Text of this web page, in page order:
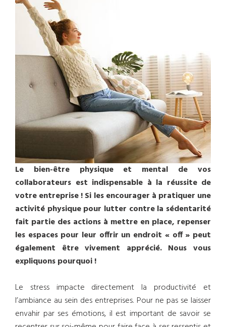
Le bien-être physique et mental de vos
collaborateurs est indispensable à la réussite de
votre entreprise ! Si les encourager à pratiquer une
activité physique pour lutter contre la sédentarité
fait partie des actions à mettre en place, repenser
les espaces pour leur offrir un endroit « off » peut
également être vivement apprécié. Nous vous
expliquons pourquoi !
Le stress impacte directement la productivité et
l’ambiance au sein des entreprises. Pour ne pas se laisser
envahir par ses émotions, il est important de savoir se